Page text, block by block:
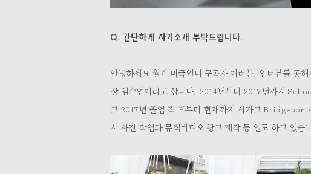
Q. 간단하게 자기소개 부탁드립니다.
안녕하세요 월간 미국언니 구독자 여러분. 인터뷰를 통
장 임수연이라고 합니다. 2014년부터 2017년까지
고 2017년 졸업 직 후부터 현재까지 시카고 Bridgeport
서 사진 작업과 뮤직비디오 광고 제작 등 일도 하고 있습